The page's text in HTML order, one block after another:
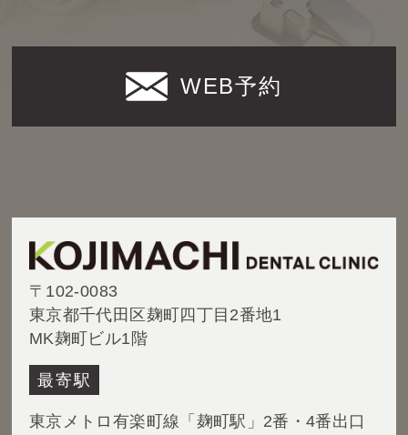
WEB予約
〒102-0083
東京都千代田区麹町四丁目2番地1
MK麹町ビル1階
最寄駅
東京メトロ有楽町線「麹町駅」2番・4番出口